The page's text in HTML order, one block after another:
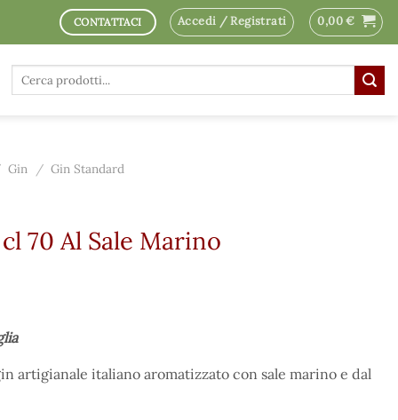
CONTATTACI Accedi / Registrati 0,00€
Cerca:
Gin / Gin Standard
70 Al Sale Marino
artigianale italiano aromatizzato con sale marino e dal